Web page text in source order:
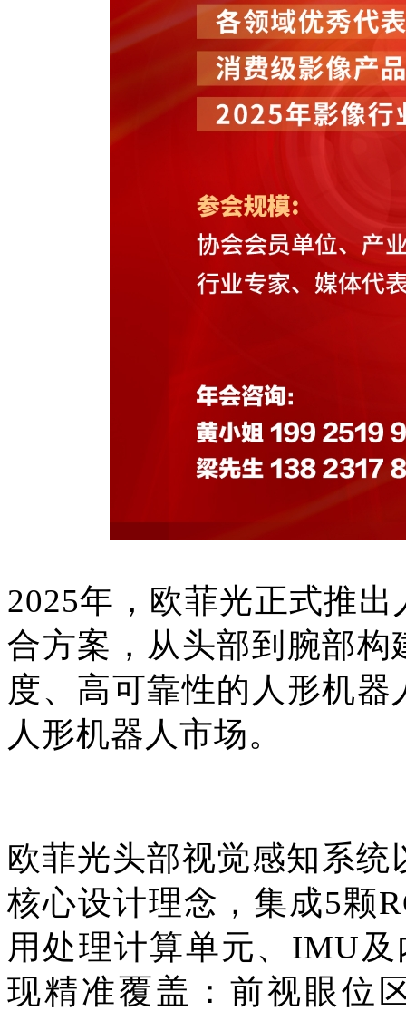
2025年，欧菲光正式推
合方案，从头部到腕部
度、高可靠性的人形机
人形机器人市场。
欧菲光头部视觉感知系统
核心设计理念，集成5颗
用处理计算单元、IMU
现精准覆盖：前视眼位